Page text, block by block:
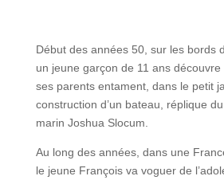
Début des années 50, sur les bords
un jeune garçon de 11 ans
ses parents entament, dans le petit
construction d’un bateau, réplique
marin Joshua Slocum.
Au long des années, dans une
le jeune François va voguer de